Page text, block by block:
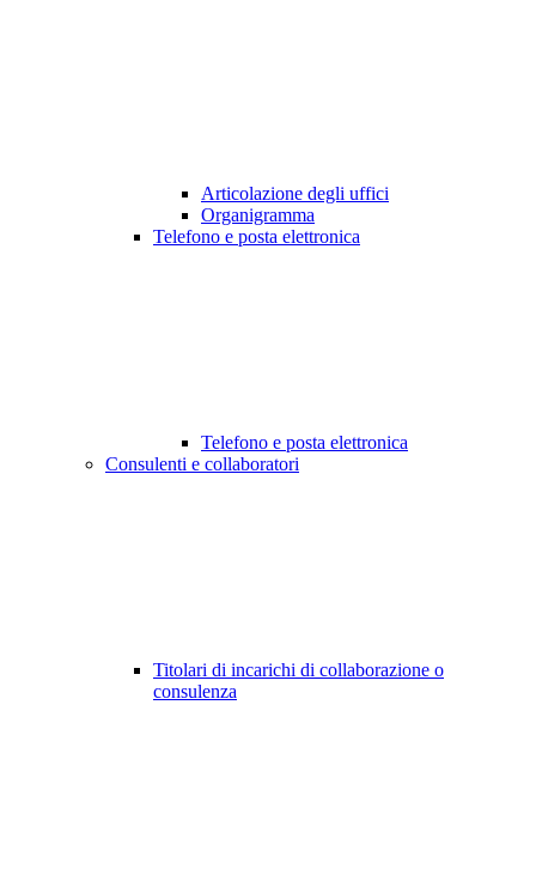
Articolazione degli uffici
Organigramma
Telefono e posta elettronica
Telefono e posta elettronica
Consulenti e collaboratori
Titolari di incarichi di collaborazione o
consulenza